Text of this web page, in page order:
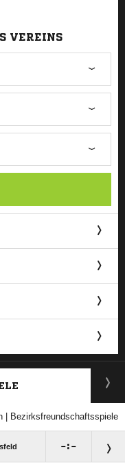
VEREINS
| Bezirksfreundschaftsspiele
: